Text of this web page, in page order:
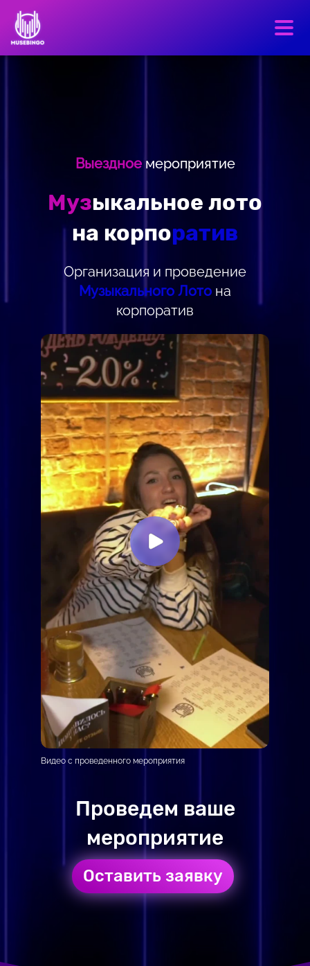
Выездное мероприятие
Музыкальное лото
на корпоратив
Организация и проведение
Музыкального Лото на
корпоратив
Видео с проведенного мероприятия
Проведем ваше
мероприятие
Оставить заявку